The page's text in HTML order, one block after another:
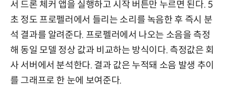
서 드론 체커 앱을 실행하고 시작 버튼만 누르면 된다. 5
초 정도 프로펠러에서 들리는 소리를 녹음한 후 즉시 분
석 결과를 알려준다. 프로펠러에서 나오는 소음을 측정
해 동일 모델 정상 값과 비교하는 방식이다. 측정값은 회
사 서버에서 분석한다. 결과 값은 누적돼 소음 발생 추이
를 그래프로 한 눈에 보여준다.